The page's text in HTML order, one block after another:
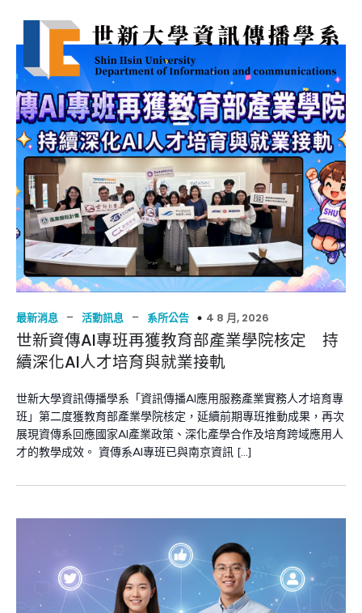
最新消息 – 活動訊息 – 系所公告 4 8 月, 2026
世新資傳AI專班再獲教育部產業學院核定 持
續深化AI人才培育與就業接軌
世新大學資訊傳播學系「資訊傳播AI應用服務產業實務人才培育專
班」第二度獲教育部產業學院核定，延續前期專班推動成果，再次
展現資傳系回應國家AI產業政策、深化產學合作及培育跨域應用人
才的教學成效。 資傳系AI專班已與南京資訊 […]